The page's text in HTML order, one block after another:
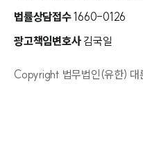
법률상담접수1660-0126
광고책임변호사 김국일
Copyright 법무법인(유한)